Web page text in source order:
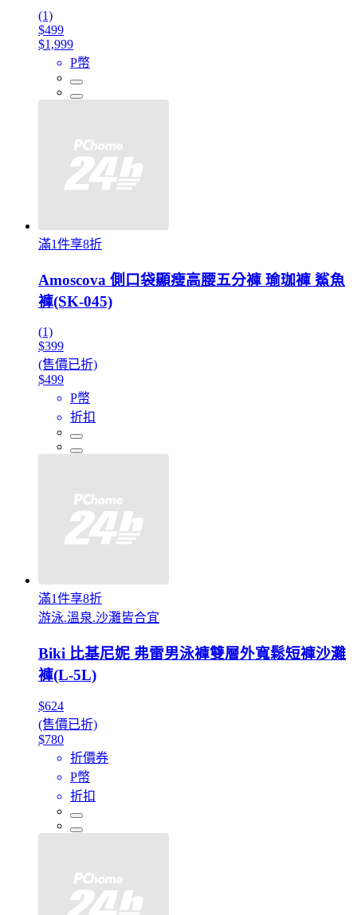
(1)
$499
$1,999
P幣
滿1件享8折
Amoscova 側口袋顯瘦高腰五分褲 瑜珈褲 鯊魚
褲(SK-045)
(1)
$399
(售價已折)
$499
P幣
折扣
滿1件享8折
游泳.溫泉.沙灘皆合宜
Biki 比基尼妮 弗雷男泳褲雙層外寬鬆短褲沙灘
褲(L-5L)
$624
(售價已折)
$780
折價券
P幣
折扣